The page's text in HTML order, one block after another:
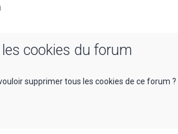
cookies du forum
supprimer tous les cookies de ce forum ?